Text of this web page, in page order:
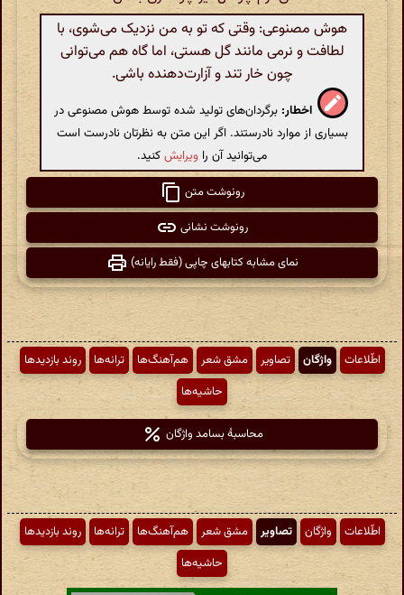
هوش مصنوعی: وقتی که تو به من نزدیک می‌شوی، با
لطافت و نرمی مانند گل هستی، اما گاه هم می‌توانی
چون خار تند و آزارت‌دهنده باشی.
اخطار: برگردان‌های تولید شده توسط هوش مصنوعی در
بسیاری از موارد نادرستند. اگر این متن به نظرتان نادرست است
می‌توانید آن را ویرایشکنید.
رونوشت متن
رونوشت نشانی
نمای مشابه کتابهای چاپی (فقط رایانه)
اطّلاعات واژگان تصاویر مشق شعر هم‌آهنگ‌ها ترانه‌ها
روند بازدیدها
حاشیه‌ها
محاسبهٔ بسامد واژگان
اطّلاعات واژگان تصاویر مشق شعر هم‌آهنگ‌ها ترانه‌ها
روند بازدیدها
حاشیه‌ها